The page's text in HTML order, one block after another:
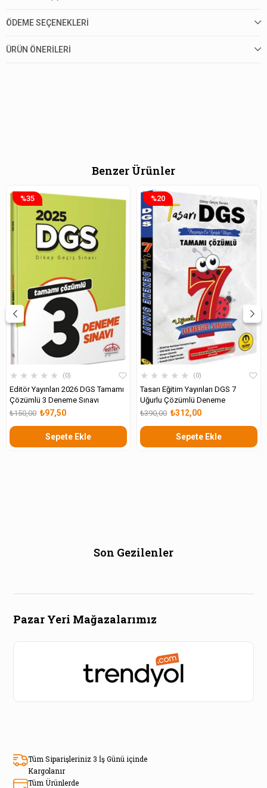
ÖDEME SEÇENEKLERI
ÜRÜN ÖNERILERI
Benzer Ürünler
★ ★ ★ ★ ★ 0
Editör Yayınları 2026 DGS Tamamı
Çözümlü 3 Deneme Sınavı
₺97,50
₺150,00
Sepete Ekle
%35
★ ★ ★ ★ ★ 0
Tasarı Eğitim Yayınları DGS 7
Uğurlu Çözümlü Deneme
₺312,00
₺390,00
Sepete Ekle
%20
Son Gezilenler
Pazar Yeri Mağazalarımız
Tüm Siparişleriniz 3 İş Günü içinde
Kargolanır
Tüm Ürünlerde